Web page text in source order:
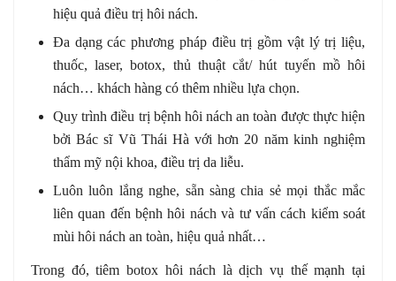
hiệu quả điều trị hôi nách.
Đa dạng các phương pháp điều trị gồm vật lý trị liệu,
thuốc, laser, botox, thủ thuật cắt/ hút tuyến mồ hôi
nách… khách hàng có thêm nhiều lựa chọn.
Quy trình điều trị bệnh hôi nách an toàn được thực hiện
bởi Bác sĩ Vũ Thái Hà với hơn 20 năm kinh nghiệm
thẩm mỹ nội khoa, điều trị da liễu.
Luôn luôn lắng nghe, sẵn sàng chia sẻ mọi thắc mắc
liên quan đến bệnh hôi nách và tư vấn cách kiểm soát
mùi hôi nách an toàn, hiệu quả nhất…
Trong đó, tiêm botox hôi nách là dịch vụ thế mạnh tại